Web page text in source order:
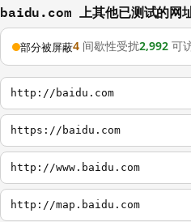
baidu.com 上其他已测试的网
部分被屏蔽4 间歇性受扰2,992 可
http://baidu.com
https://baidu.com
http://www.baidu.com
http://map.baidu.com